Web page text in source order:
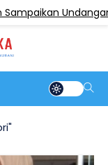
Undangan